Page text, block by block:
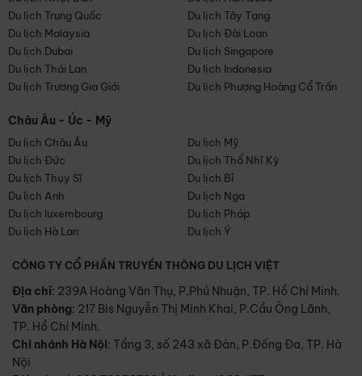
Du lịch Trung Quốc
Du lịch Tây Tạng
Du lịch Malaysia
Du lịch Đài Loan
Du lịch Dubai
Du lịch Singapore
Du lịch Thái Lan
Du lịch Indonesia
Du lịch Trương Gia Giới
Du lịch Phượng Hoàng Cổ Trấn
Châu Âu - Úc - Mỹ
Du lịch Châu Âu
Du lịch Mỹ
Du lịch Đức
Du lịch Thổ Nhĩ Kỳ
Du lịch Thụy Sĩ
Du lịch Bỉ
Du lịch Anh
Du lịch Nga
Du lịch luxembourg
Du lịch Pháp
Du lịch Hà Lan
Du lịch Ý
CÔNG TY CỔ PHẦN TRUYỀN THÔNG DU LỊCH VIỆT
Địa chỉ: 239A Hoàng Văn Thụ, P.Phú Nhuận, TP. Hồ Chí Minh.
Văn phòng: 217 Bis Nguyễn Thị Minh Khai, P.Cầu Ông Lãnh,
TP. Hồ Chí Minh.
Chi nhánh Hà Nội: Tầng 3, số 243 xã Đàn, P.Đống Đa, TP. Hà
Nội